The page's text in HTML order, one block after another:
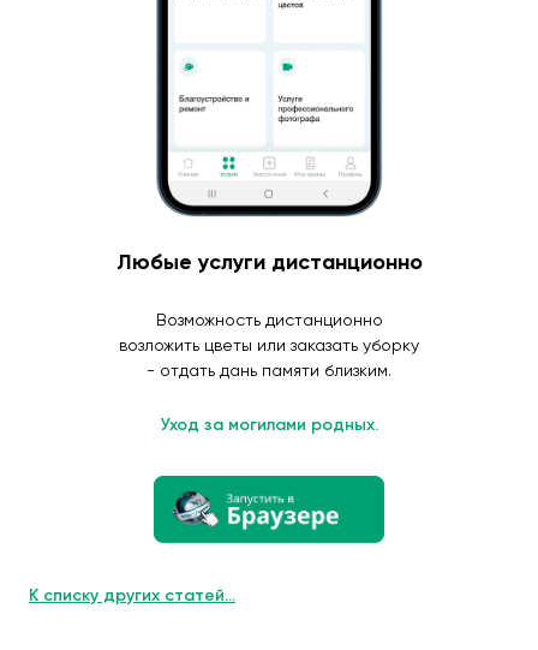
Любые услуги дистанционно
Возможность дистанционно
возложить цветы или заказать уборку
- отдать дань памяти близким.
Уход за могилами родных.
К списку других статей...